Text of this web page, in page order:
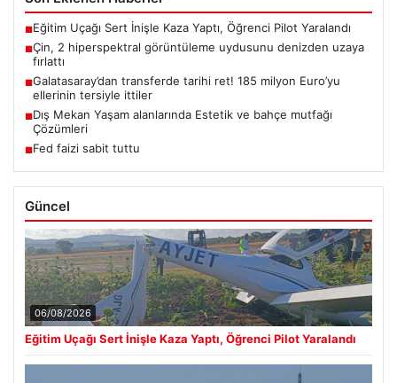
■Eğitim Uçağı Sert İnişle Kaza Yaptı, Öğrenci Pilot Yaralandı
■Çin, 2 hiperspektral görüntüleme uydusunu denizden uzaya
fırlattı
■Galatasaray’dan transferde tarihi ret! 185 milyon Euro’yu
ellerinin tersiyle ittiler
■Dış Mekan Yaşam alanlarında Estetik ve bahçe mutfağı
Çözümleri
■Fed faizi sabit tuttu
Güncel
06/08/2026
Eğitim Uçağı Sert İnişle Kaza Yaptı, Öğrenci Pilot Yaralandı